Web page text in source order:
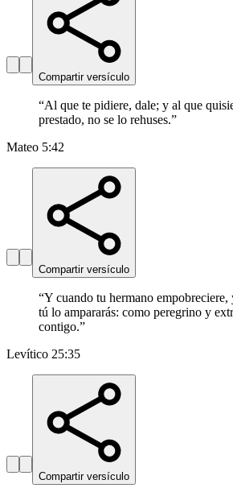
Compartir versículo
“Al que te pidiere, dale; y al que
prestado, no se lo rehuses.”
Mateo 5:42
Compartir versículo
“Y cuando tu hermano empobreciere,
tú lo ampararás: como peregrino y
contigo.”
Levítico 25:35
Compartir versículo